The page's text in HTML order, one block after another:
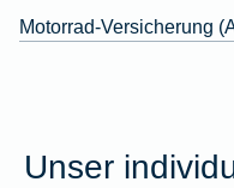
Motorrad-Versicherung
Unser